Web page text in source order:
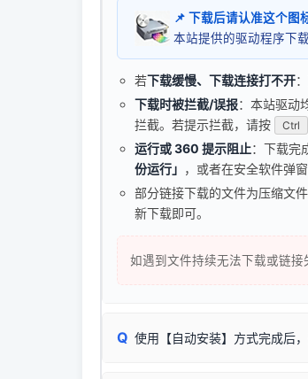
📌 下载后请认准这个图
本站提供的驱动程序下
若下载缓慢、下载连接打不开
下载时被拦截/误报：本站驱动
拦截。若提示拦截，请按
Ctrl
运行或 360 提示阻止：下载完
份运行」 ，或者在安全软件弹
部分链接下载的文件为压缩文
新下载即可。
如遇到文件持续无法下载或链接
Q 使用【自动安装】方式完成后